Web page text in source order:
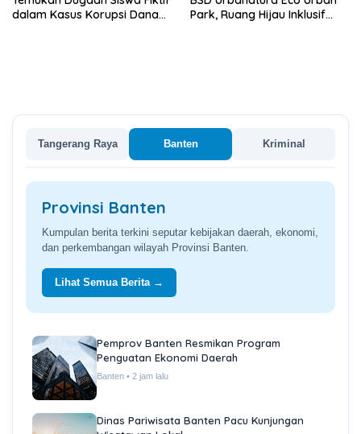
dalam Kasus Korupsi Dana
Park, Ruang Hijau Inklusif
Tangerang Raya Banten Kriminal
Provinsi Banten
Kumpulan berita terkini seputar kebijakan daerah, ekonomi,
dan perkembangan wilayah Provinsi Banten.
Lihat Semua Berita →
Pemprov Banten Resmikan Program
Penguatan Ekonomi Daerah
Banten • 2 jam lalu
Dinas Pariwisata Banten Pacu Kunjungan